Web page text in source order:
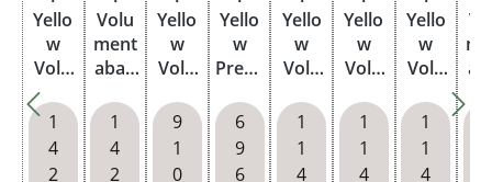
Yello
w
Volu
ment
abak
6XL
Eimer
1
4
2
Volu
ment
abak
Eimer
1
4
2
Yello
w
Volu
abak
Beute
l
9
1
0
Yello
w
Premi
Zigar
etten
tabak
6
9
6
Yello
w
Volu
abak
6XL
Eimer
1
1
4
Yello
w
Volu
abak
6XL
Eimer
1
1
4
Yello
w
Volu
abak
6XL
Eimer
1
1
4